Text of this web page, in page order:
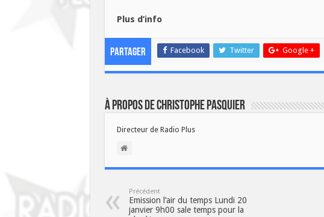
Plus d’info
Partager Facebook Twitter Google +
À propos de Christophe PASQUIER
Directeur de Radio Plus
Précédent
Emission l’air du temps Lundi 20
janvier 9h00 sale temps pour la